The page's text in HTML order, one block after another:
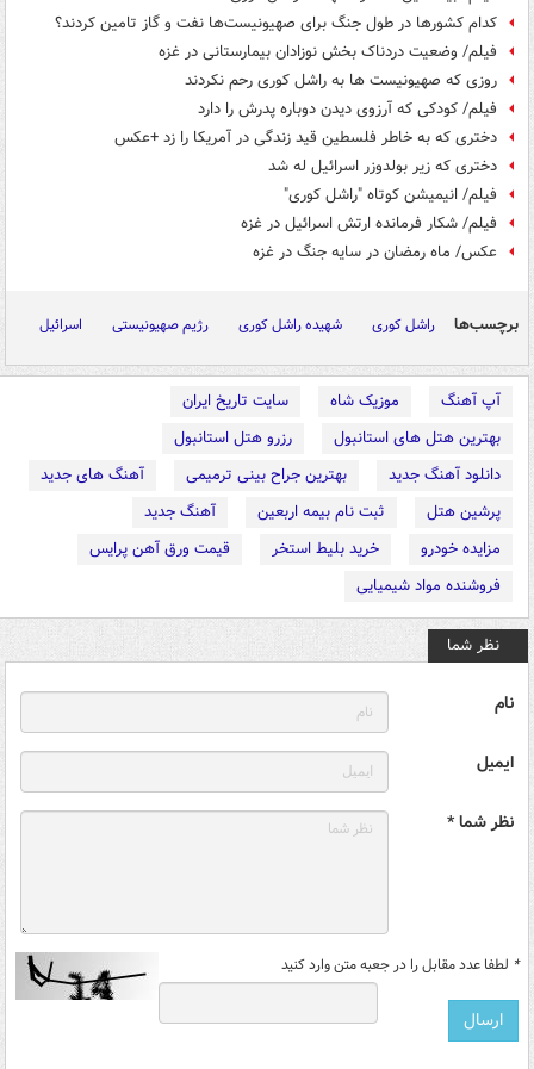
کدام کشورها در طول جنگ برای صهیونیست‌ها نفت و گاز تامین کردند؟
فیلم/ وضعیت دردناک بخش نوزادان بیمارستانی در غزه
روزی که صهیونیست ها به راشل کوری رحم نکردند
فیلم/ کودکی که آرزوی دیدن دوباره پدرش را دارد
دختری که به خاطر فلسطین قید زندگی در آمریکا را زد +عکس
دختری که زیر بولدوزر اسرائیل له شد
فیلم/ انیمیشن کوتاه "راشل کوری"
فیلم/ شکار فرمانده ارتش اسرائیل در غزه
عکس/ ماه رمضان در سایه جنگ در غزه
برچسب‌ها راشل کوری شهیده راشل کوری رژیم صهیونیستی اسرائیل
آپ آهنگ موزیک شاه
سایت تاریخ ایران
بهترین هتل های استانبول
رزرو هتل استانبول
دانلود آهنگ جدید
بهترین جراح بینی ترمیمی
آهنگ های جدید
پرشین هتل
ثبت نام بیمه اربعین
آهنگ جدید
مزایده خودرو
خرید بلیط استخر
قیمت ورق آهن پرایس
فروشنده مواد شیمیایی
نظر شما
نام
ایمیل
نظر شما *
* لطفا عدد مقابل را در جعبه متن وارد کنید